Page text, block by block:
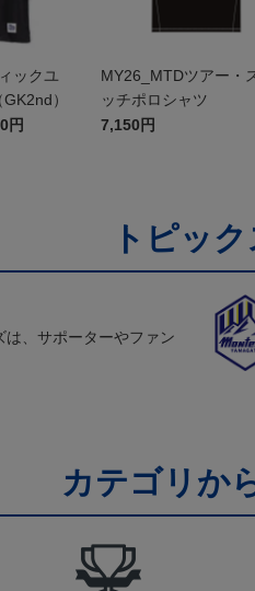
ックユ
）
円
MY26_MTDツアー・
ッチポロシャツ
7,150円
トピック
、サポーターやファン
カテゴリか